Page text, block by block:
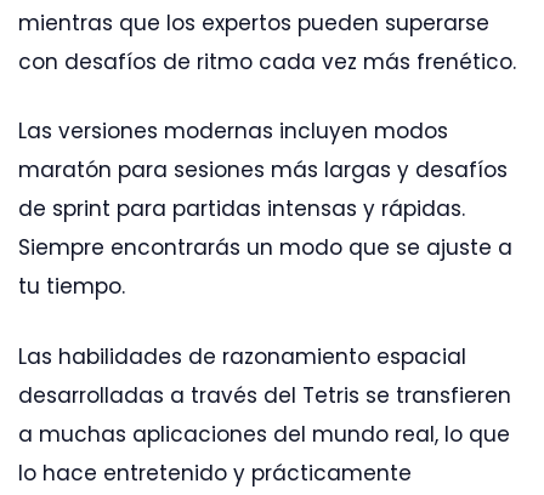
mientras que los expertos pueden superarse
con desafíos de ritmo cada vez más frenético.
Las versiones modernas incluyen modos
maratón para sesiones más largas y desafíos
de sprint para partidas intensas y rápidas.
Siempre encontrarás un modo que se ajuste a
tu tiempo.
Las habilidades de razonamiento espacial
desarrolladas a través del Tetris se transfieren
a muchas aplicaciones del mundo real, lo que
lo hace entretenido y prácticamente